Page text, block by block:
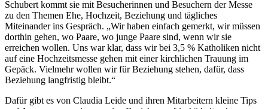
Schubert kommt sie mit Besucherinnen und Besuchern der Messe
zu den Themen Ehe, Hochzeit, Beziehung und tägliches
Miteinander ins Gespräch. „Wir haben einfach gemerkt, wir müssen
dorthin gehen, wo Paare, wo junge Paare sind, wenn wir sie
erreichen wollen. Uns war klar, dass wir bei 3,5 % Katholiken nicht
auf eine Hochzeitsmesse gehen mit einer kirchlichen Trauung im
Gepäck. Vielmehr wollen wir für Beziehung stehen, dafür, dass
Beziehung langfristig bleibt.“
Dafür gibt es von Claudia Leide und ihren Mitarbeitern kleine Tips